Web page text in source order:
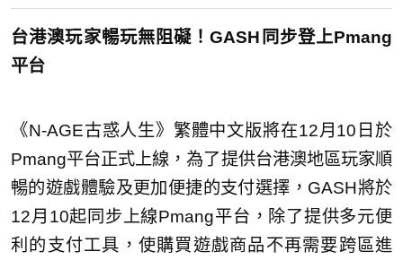
台港澳玩家暢玩無阻礙！GASH同步登上Pmang
平台
《N-AGE古惑人生》繁體中文版將在12月10日於
Pmang平台正式上線，為了提供台港澳地區玩家順
暢的遊戲體驗及更加便捷的支付選擇，GASH將於
12月10起同步上線Pmang平台，除了提供多元便
利的支付工具，使購買遊戲商品不再需要跨區進